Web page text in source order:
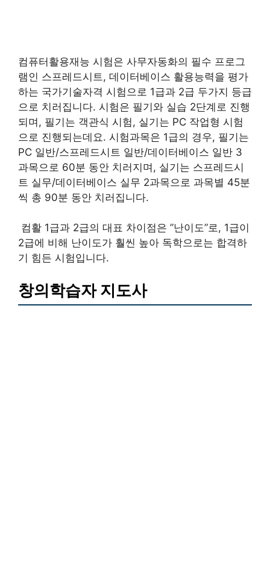
컴퓨터활용재능 시험은 사무자동화의 필수 프로그
램인 스프레드시트, 데이터베이스 활용능력을 평가
하는 국가기술자격 시험으로 1급과 2급 두가지 등급
으로 치러집니다. 시험은 필기와 실습 2단계로 진행
되며, 필기는 객관식 시험, 실기는 PC 작업형 시험
으로 진행되는데요. 시험과목은 1급의 경우, 필기는
PC 일반/스프레드시트 일반/데이터베이스 일반 3
과목으로 60분 동안 치러지며, 실기는 스프레드시
트 실무/데이터베이스 실무 2과목으로 과목별 45분
씩 총 90분 동안 치러집니다.
​ 컴활 1급과 2급의 대표 차이점은 ”난이도”로, 1급이
2급에 비해 난이도가 훨씬 높아 독학으로는 합격하
기 힘든 시험입니다.
창의학습자 지도사